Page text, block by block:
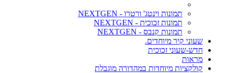
תמונות וינטג' ורטרו - NEXTGEN
תמונות זכוכית - NEXTGEN
תמונות קנבס - NEXTGEN
שעוני קיר מיוחדים.
חדש-שעוני זכוכית
מראות
קולקציות מיוחדות במהדורה מוגבלת